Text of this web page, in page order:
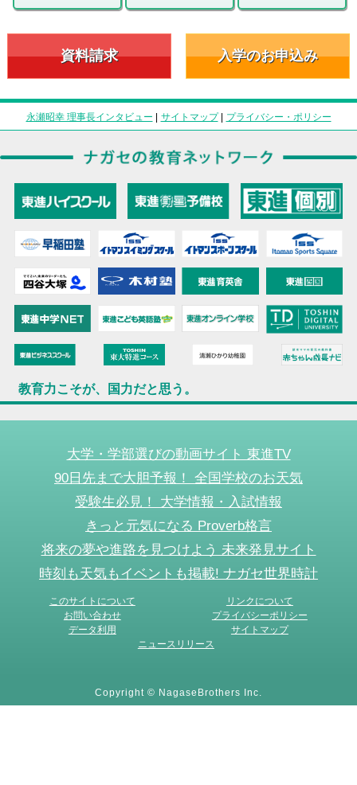
資料請求 入学のお申込み
永瀬昭幸 理事長インタビュー | サイトマップ| プライバシー・ポリシー
教育力こそが、国力だと思う。
大学・学部選びの動画サイト 東進TV
90日先まで大胆予報！ 全国学校のお天気
受験生必見！ 大学情報・入試情報
きっと元気になる Proverb格言
将来の夢や進路を見つけよう 未来発見サイト
時刻も天気もイベントも掲載! ナガセ世界時計
このサイトについて
リンクについて
お問い合わせ
プライバシーポリシー
データ利用
サイトマップ
ニュースリリース
Copyright © NagaseBrothers Inc.